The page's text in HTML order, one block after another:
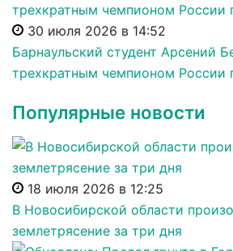
30 июля 2026 в 14:52
Барнаульский студент Арсений
трехкратным чемпионом России
Популярные новости
18 июля 2026 в 12:25
В Новосибирской области
землетрясение за три дня